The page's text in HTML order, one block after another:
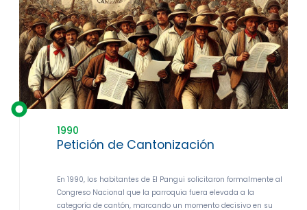
1990
Petición de Cantonización
En 1990, los habitantes de El Pangui solicitaron formalmente al
Congreso Nacional que la parroquia fuera elevada a la
categoría de cantón, marcando un momento decisivo en su